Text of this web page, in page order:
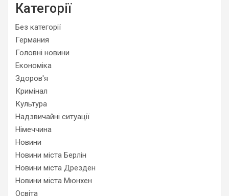
Категорії
Без категорії
Германия
Головні новини
Економіка
Здоров'я
Кримінал
Культура
Надзвичайні ситуації
Німеччина
Новини
Новини міста Берлін
Новини міста Дрезден
Новини міста Мюнхен
Освіта